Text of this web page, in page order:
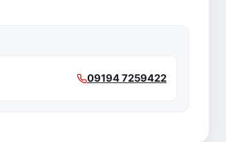
09194 7259422